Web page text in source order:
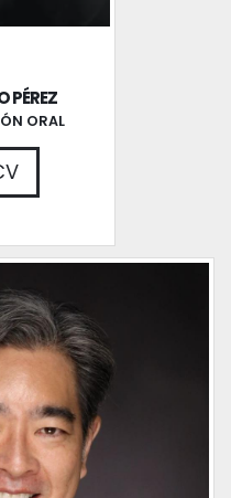
PÉREZ
ORAL